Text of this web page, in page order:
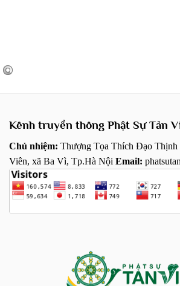
Kênh truyền thông Phật Sự Tản
Chủ nhiệm: Thượng Tọa Thích Đạo Thịnh
Viên, xã Ba Vì, Tp.Hà Nội Email: